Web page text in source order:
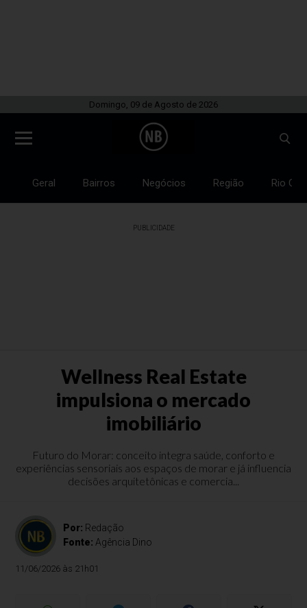
Domingo, 09 de Agosto de 2026
Geral Bairros Negócios Região Rio
PUBLICIDADE
Wellness Real Estate
impulsiona o mercado
imobiliário
Futuro do Morar: conceito integra saúde, conforto e
experiências sensoriais aos espaços de morar e já influencia
decisões arquitetônicas e comercia...
Por: Redação
Fonte: Agência Dino
11/06/2026 às 21h01